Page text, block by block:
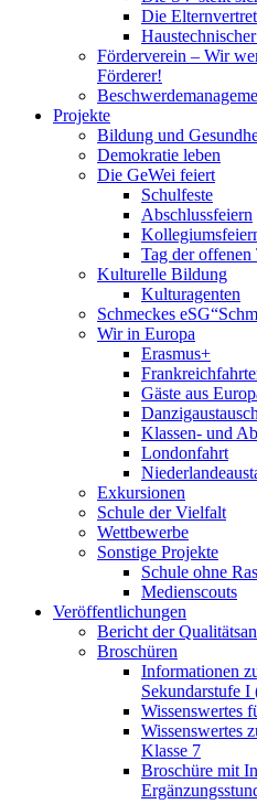
Die
Förderverein – Wir
Förderer!
Projekte
Bildung und
Demokratie leben
Die GeWei feiert
Schulfeste
Abschlussfeiern
Tag der offenen
Kulturelle Bildung
Kulturagenten
Schmeckes eSG“
Wir in Europa
Erasmus+
Gäste aus
Klassen- und
Londonfahrt
Exkursionen
Schule der Vielfalt
Wettbewerbe
Sonstige Projekte
Schule ohne
Medienscouts
Veröffentlichungen
Bericht der
Broschüren
Informationen
Sekundarstufe I
Wissenswertes
Wissenswertes
Klasse 7
Broschüre mit